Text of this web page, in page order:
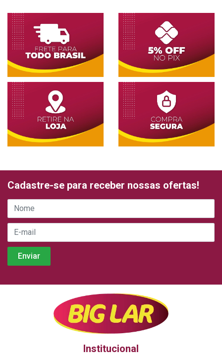
Cadastre-se para receber nossas ofertas!
Institucional